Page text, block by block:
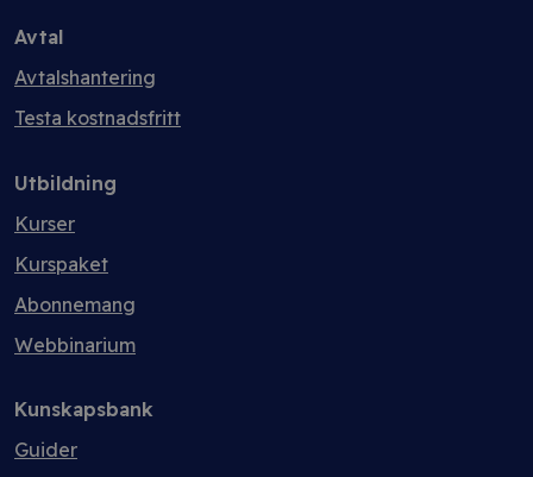
Avtal
Avtalshantering
Testa kostnadsfritt
Utbildning
Kurser
Kurspaket
Abonnemang
Webbinarium
Kunskapsbank
Guider